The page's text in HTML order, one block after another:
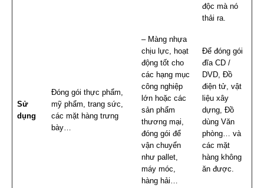
độc mà nó
thải ra.
Sử
dụng
Đóng gói thực phẩm,
mỹ phẩm, trang sức,
các mặt hàng trưng
bày…
– Màng nhựa
chịu lực, hoạt
động tốt cho
các hạng mục
công nghiệp
lớn hoặc các
sản phẩm
thương mại,
đóng gói để
vận chuyển
như pallet,
máy móc,
hàng hải…
Để đóng gói
đĩa CD /
DVD, Đồ
điện tử, vật
liệu xây
dựng, Đồ
dùng Văn
phòng… và
các mặt
hàng không
ăn được.